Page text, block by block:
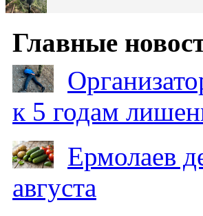
Главные
к 5 годам
Ермолаев
августа